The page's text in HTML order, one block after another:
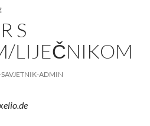
S
LIJEČNIKOM
ADMIN